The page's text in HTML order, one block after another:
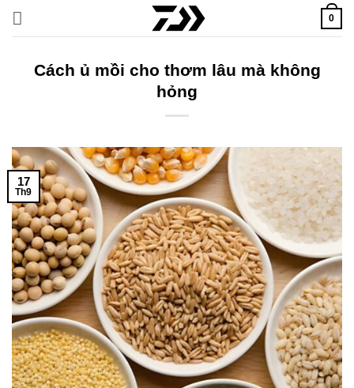
qua
0
Cách ủ mồi cho thơm lâu mà không
hỏng
17
Th9